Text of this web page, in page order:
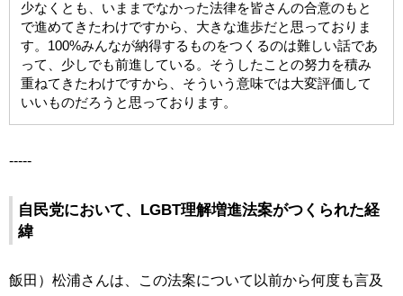
少なくとも、いままでなかった法律を皆さんの合意のもと
で進めてきたわけですから、大きな進歩だと思っておりま
す。100%みんなが納得するものをつくるのは難しい話であ
って、少しでも前進している。そうしたことの努力を積み
重ねてきたわけですから、そういう意味では大変評価して
いいものだろうと思っております。
-----
自民党において、LGBT理解増進法案がつくられた経
緯
飯田）松浦さんは、この法案について以前から何度も言及